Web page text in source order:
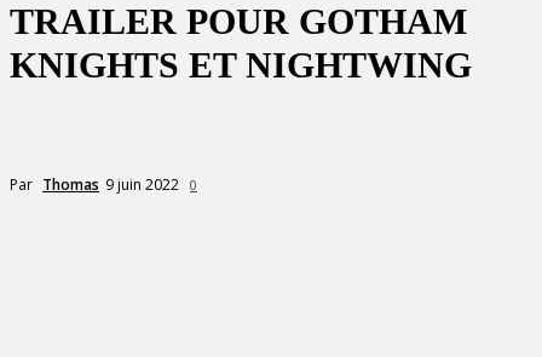
TRAILER POUR GOTHAM
KNIGHTS ET NIGHTWING
Par Thomas 9 juin 2022 0